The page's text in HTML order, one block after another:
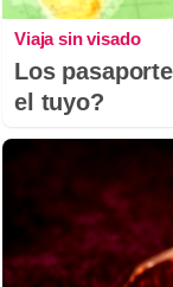
Viaja sin visado
Los
el tuyo?